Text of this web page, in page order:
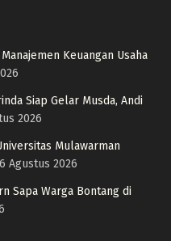
Keuangan Usaha
Siap Gelar Musda, Andi
2026
Mulawarman
6 Agustus 2026
Sapa Warga Bontang di